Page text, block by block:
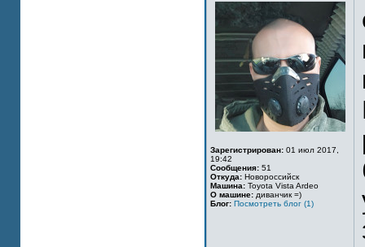
Зарегистрирован: 01 июл 2017,
19:42
Сообщения: 51
Откуда: Новороссийск
Машина: Toyota Vista Ardeo
О машине: диванчик =)
Блог: Посмотреть блог (1)